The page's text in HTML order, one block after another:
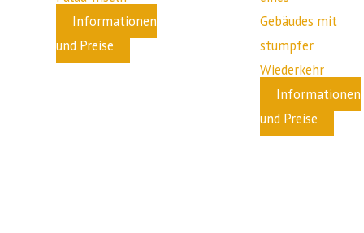
Informationen
und Preise
Gebäudes mit
stumpfer
Wiederkehr
Informationen
und Preise